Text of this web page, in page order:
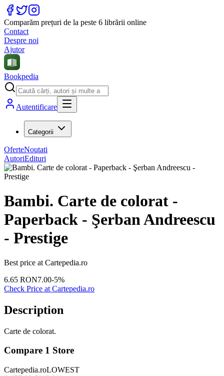
Comparăm prețuri de la peste 6 librării online
Contact
Despre noi
Ajutor
Bookpedia
Autentificare
Categorii
OferteNoutati
AutoriEdituri
Bambi. Carte de colorat -
Paperback - Şerban Andreescu
- Prestige
Best price at Cartepedia.ro
6.65 RON7.00-5%
Check Price at Cartepedia.ro
Description
Carte de colorat.
Compare 1 Store
Cartepedia.roLOWEST